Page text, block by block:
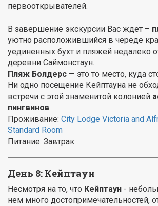
первооткрывателей.
В завершение экскурсии Вас ждет –
уютно расположившийся в череде
уединенных бухт и пляжей недалеко
деревни Саймонстаун.
Пляж Болдерс — это то место, куда
Ни одно посещение Кейптауна не
встречи с этой знаменитой колонией
пингвинов.
Проживание: City Lodge Victoria and
Standard Room
Питание: Завтрак
День 8: Кейптаун
Несмотря на то, что Кейптаун -
нем много достопримечательностей,